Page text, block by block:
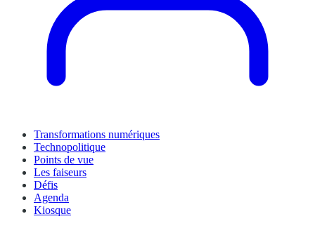
Transformations numériques
Technopolitique
Points de vue
Les faiseurs
Défis
Agenda
Kiosque